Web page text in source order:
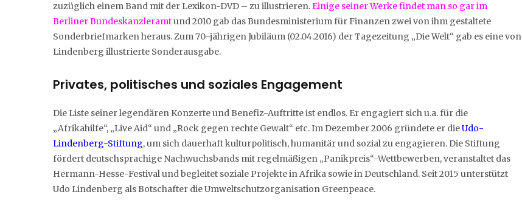
zuzüglich einem Band mit der Lexikon-DVD – zu illustrieren.Einige seiner Werke findet man so gar im
Berliner Bundeskanzleramtund 2010 gab das Bundesministerium für Finanzen zwei von ihm gestaltete
Sonderbriefmarken heraus. Zum 70-jährigen Jubiläum (02.04.2016) der Tagezeitung „Die Welt“ gab es eine von
Lindenberg illustrierte Sonderausgabe.
Privates, politisches und soziales Engagement
Die Liste seiner legendären Konzerte und Benefiz-Auftritte ist endlos. Er engagiert sich u.a. für die
„Afrikahilfe“, „Live Aid“ und „Rock gegen rechte Gewalt“ etc. Im Dezember 2006 gründete er dieUdo-
Lindenberg-Stiftung, um sich dauerhaft kulturpolitisch, humanitär und sozial zu engagieren. Die Stiftung
fördert deutschsprachige Nachwuchsbands mit regelmäßigen „Panikpreis“-Wettbewerben, veranstaltet das
Hermann-Hesse-Festival und begleitet soziale Projekte in Afrika sowie in Deutschland. Seit 2015 unterstützt
Udo Lindenberg als Botschafter die Umweltschutzorganisation Greenpeace.